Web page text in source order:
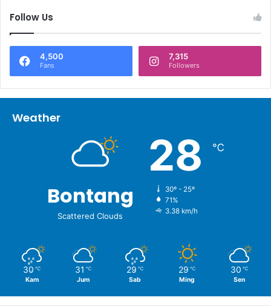
Follow Us
4,500
Fans
7,315
Followers
Weather
Bontang
Scattered Clouds
28 ℃
30º - 25º
71%
3.38 km/h
30 ℃
Kam
31 ℃
Jum
29 ℃
Sab
29 ℃
Ming
30 ℃
Sen